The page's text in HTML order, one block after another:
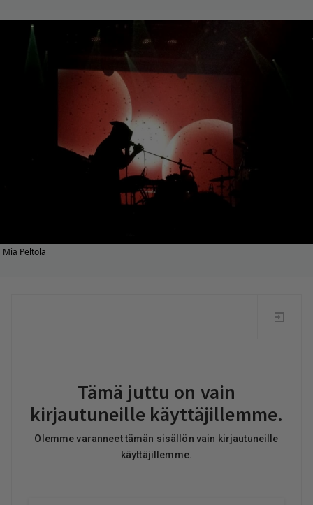
Mia Peltola